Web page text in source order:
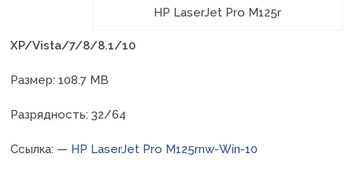
HP LaserJet Pro M125r
XP/Vista/7/8/8.1/10
Размер: 108.7 MB
Разрядность: 32/64
Ссылка: — HP LaserJet Pro M125rnw-Win-10